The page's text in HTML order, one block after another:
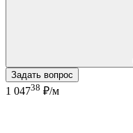
Задать вопрос
1 04738 ₽/м